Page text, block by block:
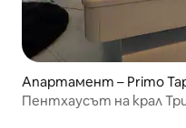
Апартамент – Primo
Пентхаусът на крал